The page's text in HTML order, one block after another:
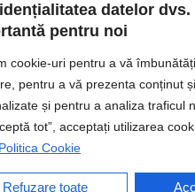
datelor dvs.
pentru noi
cookie-uri pentru a vă
pentru a vă prezenta conținut
și pentru a analiza traficul
tot”, acceptați utilizarea
Politica Cookie
Refuzare toate